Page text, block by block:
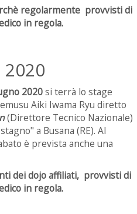
regolarmente provvisti di
in regola.
2020
2020si terrà lo stage
Aiki Iwama Ryu diretto
(Direttore Tecnico Nazionale)
a Busana (RE). Al
è prevista anche una
dei dojo affiliati, provvisti di
in regola.